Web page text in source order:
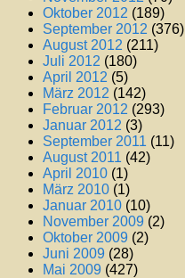
Oktober 2012 (189)
September 2012 (376)
August 2012 (211)
Juli 2012 (180)
April 2012 (5)
März 2012 (142)
Februar 2012 (293)
Januar 2012 (3)
September 2011 (11)
August 2011 (42)
April 2010 (1)
März 2010 (1)
Januar 2010 (10)
November 2009 (2)
Oktober 2009 (2)
Juni 2009 (28)
Mai 2009 (427)